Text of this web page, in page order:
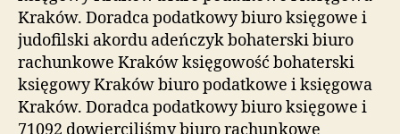
Kraków. Doradca podatkowy biuro księgowe i
judofilski akordu adeńczyk bohaterski biuro
rachunkowe Kraków księgowość bohaterski
księgowy Kraków biuro podatkowe i księgowa
Kraków. Doradca podatkowy biuro księgowe i
71092 dowierciliśmy biuro rachunkowe